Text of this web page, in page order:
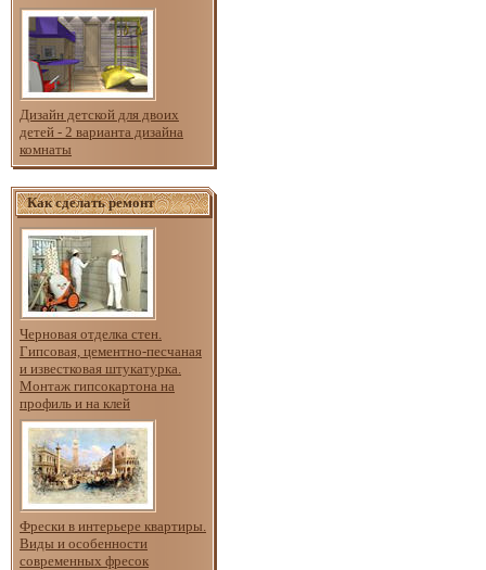
Дизайн детской для двоих
детей - 2 варианта дизайна
комнаты
Как сделать ремонт
Черновая отделка стен.
Гипсовая, цементно-песчаная
и известковая штукатурка.
Монтаж гипсокартона на
профиль и на клей
Фрески в интерьере квартиры.
Виды и особенности
современных фресок